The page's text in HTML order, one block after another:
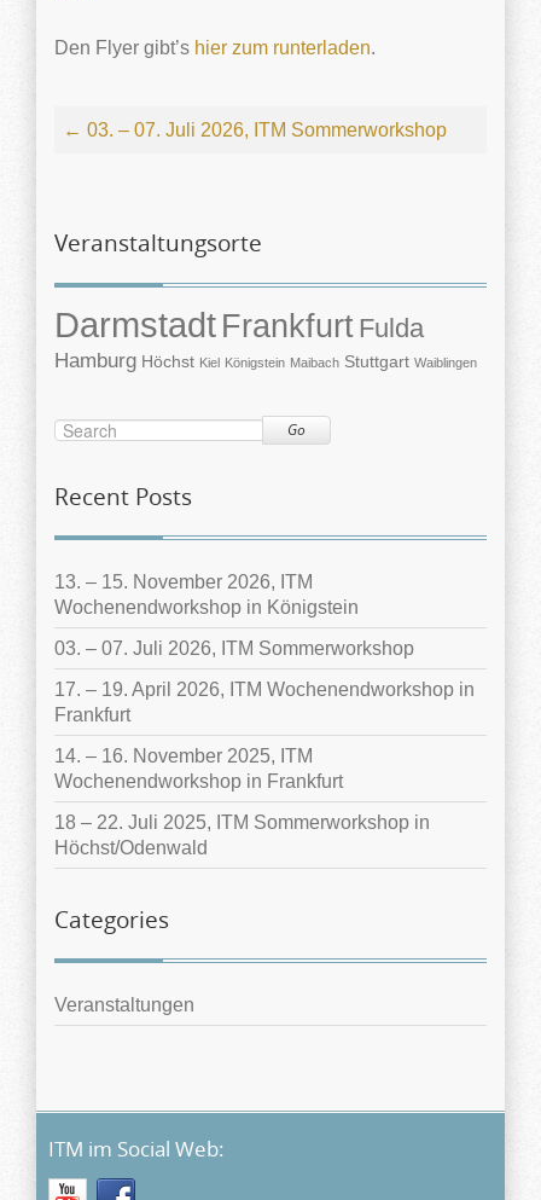
Den Flyer gibt’s hier zum runterladen.
← 03. – 07. Juli 2026, ITM Sommerworkshop
Veranstaltungsorte
Darmstadt Frankfurt Fulda
Hamburg Höchst Kiel Königstein Maibach Stuttgart Waiblingen
Go
Recent Posts
13. – 15. November 2026, ITM
Wochenendworkshop in Königstein
03. – 07. Juli 2026, ITM Sommerworkshop
17. – 19. April 2026, ITM Wochenendworkshop in
Frankfurt
14. – 16. November 2025, ITM
Wochenendworkshop in Frankfurt
18 – 22. Juli 2025, ITM Sommerworkshop in
Höchst/Odenwald
Categories
Veranstaltungen
ITM im Social Web: